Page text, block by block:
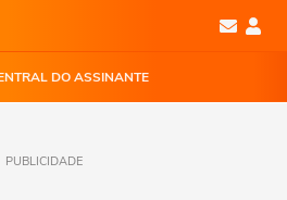
DO ASSINANTE
PUBLICIDADE